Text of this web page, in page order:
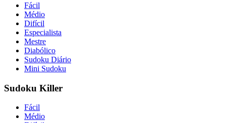
Fácil
Médio
Difícil
Especialista
Mestre
Diabólico
Sudoku Diário
Mini Sudoku
Sudoku Killer
Fácil
Médio